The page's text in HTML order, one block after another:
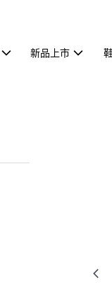
新品上市